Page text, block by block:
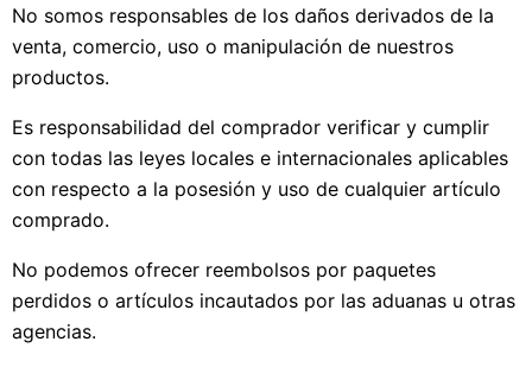
No somos responsables de los daños derivados de la
venta, comercio, uso o manipulación de nuestros
productos.
Es responsabilidad del comprador verificar y cumplir
con todas las leyes locales e internacionales aplicables
con respecto a la posesión y uso de cualquier artículo
comprado.
No podemos ofrecer reembolsos por paquetes
perdidos o artículos incautados por las aduanas u otras
agencias.